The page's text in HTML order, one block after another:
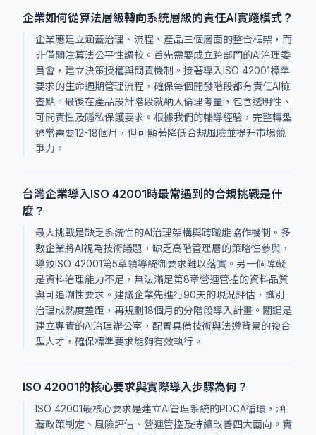
企業如何從算法層級轉向系統層級的責任AI實踐模式？
企業應建立涵蓋治理、流程、產品三個層面的整合框架，而
非僅關注算法公平性調校。首先需要成立跨部門的AI治理委
員會，建立決策授權與問責機制。接著導入ISO 42001標準
要求的生命週期管理流程，確保每個開發階段都有責任AI檢
查點。最後在產品設計階段就納入倫理考量，包含透明性、
可問責性及隱私保護要求。根據我們的輔導經驗，完整轉型
通常需要12-18個月，但可顯著降低合規風險並提升市場競
爭力。
台灣企業導入ISO 42001時最常遇到的合規挑戰是什
麼？
最大挑戰是缺乏系統性的AI治理架構與跨職能協作機制。多
數企業將AI視為技術議題，缺乏高階管理層的策略性參與，
導致ISO 42001第5章領導統御要求難以落實。另一個障礙
是資料治理能力不足，無法滿足第8章營運管控的資料品質
與可追溯性要求。建議企業先進行90天的現況評估，識別
治理成熟度差距，再規劃18個月的分階段導入計畫。關鍵是
建立專責的AI治理辦公室，配置具備技術與法遵背景的複合
型人才，確保標準要求能夠有效執行。
ISO 42001的核心要求與實際導入步驟為何？
ISO 42001最核心要求是建立AI管理系統的PDCA循環，涵
蓋政策制定、風險評估、營運管控及持續改善四大面向。實